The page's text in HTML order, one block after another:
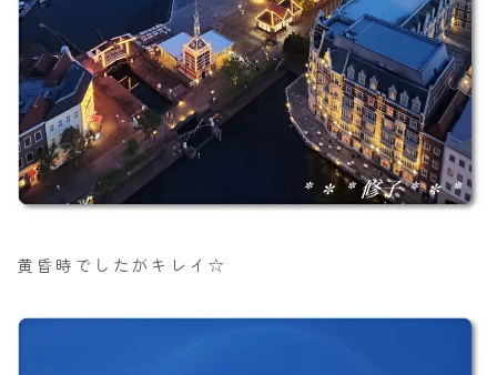
黄昏時でしたがキレイ☆